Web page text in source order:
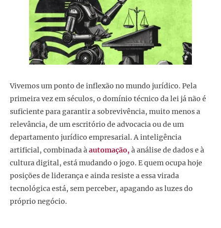
Vivemos um ponto de inflexão no mundo jurídico. Pela
primeira vez em séculos, o domínio técnico da lei já não é
suficiente para garantir a sobrevivência, muito menos a
relevância, de um escritório de advocacia ou de um
departamento jurídico empresarial. A inteligência
artificial, combinada àautomação, à análise de dados e à
cultura digital, está mudando o jogo. E quem ocupa hoje
posições de liderança e ainda resiste a essa virada
tecnológica está, sem perceber, apagando as luzes do
próprio negócio.